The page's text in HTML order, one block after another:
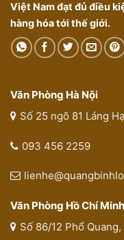
Việt Nam đạt đủ điều
hàng hóa tới thế giới.
Văn Phòng Hà Nội
Số 25 ngõ 81 Láng
093 456 2259
Văn Phòng Hồ Chí Minh
Số 86/12 Phổ